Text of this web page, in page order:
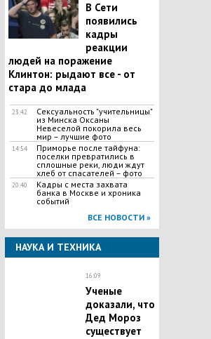
В Сети
появились
кадры
реакции
людей на поражение
Клинтон: рыдают все - от
стара до млада
23:42
Сексуальность "учительницы"
из Минска Оксаны
Невеселой покорила весь
мир – лучшие фото
14:54
Приморье после тайфуна:
поселки превратились в
сплошные реки, люди ждут
хлеб от спасателей – фото
20:40
Кадры с места захвата
банка в Москве и хроника
событий
ВСЕ НОВОСТИ »
НАУКА И ТЕХНИКА
16:09
Ученые
доказали, что
Дед Мороз
существует